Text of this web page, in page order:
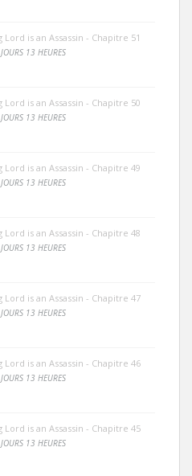
is an Assassin - Chapitre 51
13 HEURES
is an Assassin - Chapitre 50
13 HEURES
is an Assassin - Chapitre 49
13 HEURES
is an Assassin - Chapitre 48
13 HEURES
is an Assassin - Chapitre 47
13 HEURES
is an Assassin - Chapitre 46
13 HEURES
is an Assassin - Chapitre 45
13 HEURES